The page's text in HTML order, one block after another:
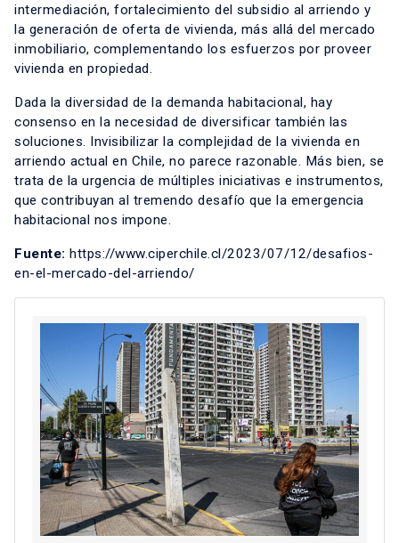
intermediación, fortalecimiento del subsidio al arriendo y
la generación de oferta de vivienda, más allá del mercado
inmobiliario, complementando los esfuerzos por proveer
vivienda en propiedad.
Dada la diversidad de la demanda habitacional, hay
consenso en la necesidad de diversificar también las
soluciones. Invisibilizar la complejidad de la vivienda en
arriendo actual en Chile, no parece razonable. Más bien, se
trata de la urgencia de múltiples iniciativas e instrumentos,
que contribuyan al tremendo desafío que la emergencia
habitacional nos impone.
Fuente: https://www.ciperchile.cl/2023/07/12/desafios-
en-el-mercado-del-arriendo/